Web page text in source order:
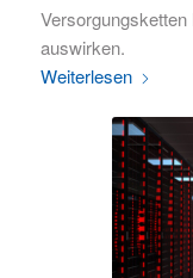
auswirken.
Weiterlesen